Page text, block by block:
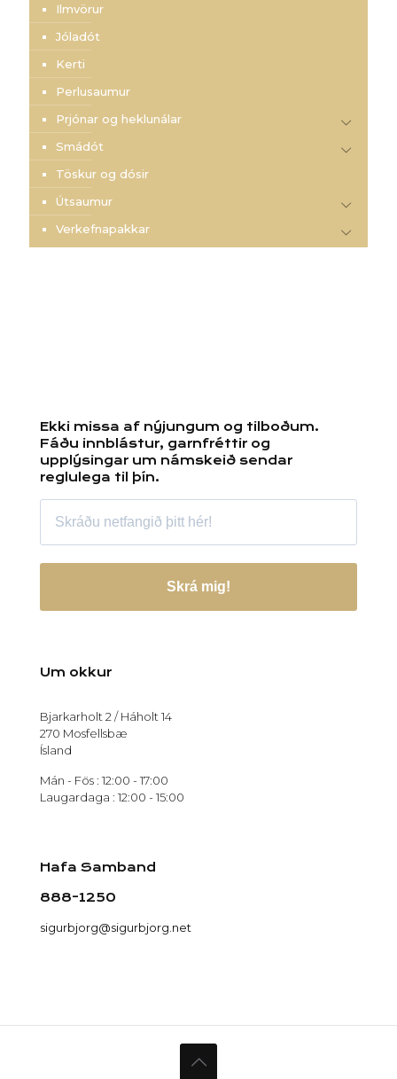
Ilmvörur
Jóladót
Kerti
Perlusaumur
Prjónar og heklunálar
Smádót
Töskur og dósir
Útsaumur
Verkefnapakkar
Ekki missa af nýjungum og tilboðum.
Fáðu innblástur, garnfréttir og
upplýsingar um námskeið sendar
reglulega til þín.
Skrá mig!
Um okkur
Bjarkarholt 2 / Háholt 14
270 Mosfellsbæ
Ísland
Mán - Fös : 12:00 - 17:00
Laugardaga : 12:00 - 15:00
Hafa Samband
888-1250
sigurbjorg@sigurbjorg.net